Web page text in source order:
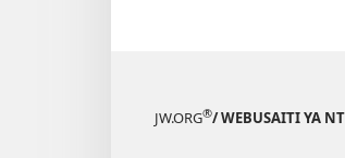
JW.ORG®/ WEBUSAITI YA